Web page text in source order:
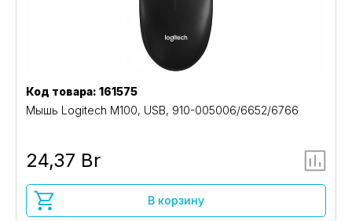
Код товара: 161575
Мышь Logitech M100, USB, 910-005006/6652/6766
24,37 Br
В корзину